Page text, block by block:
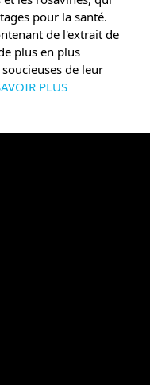
pour la santé.
de l'extrait de
plus en plus
de leur
PLUS